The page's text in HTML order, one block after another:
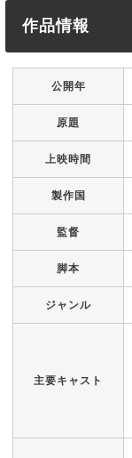
作品情報
公開年
原題
上映時間
製作国
監督
脚本
ジャンル
主要キャスト